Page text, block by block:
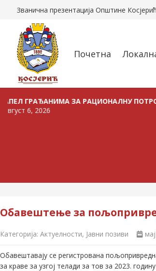
Званична презентација Општине Косјерић
Почетна
ЗА РАЦИОНАЛНУ ПОТРОШЊУ
2026
Обавештење за
Категорија: Актуелности, Јавни позиви
Обавештавају се регистрована
за краве за узгој телади за тов за 2023.